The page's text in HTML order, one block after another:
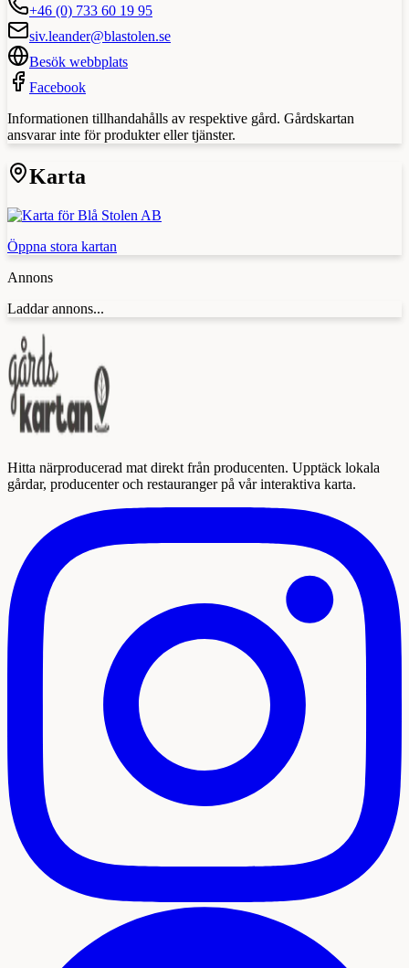
+46 (0) 733 60 19 95
siv.leander@blastolen.se
Besök webbplats
Facebook
Informationen tillhandahålls av respektive gård. Gårdskartan
ansvarar inte för produkter eller tjänster.
Karta
Öppna stora kartan
Annons
Laddar annons...
Hitta närproducerad mat direkt från producenten. Upptäck lokala
gårdar, producenter och restauranger på vår interaktiva karta.